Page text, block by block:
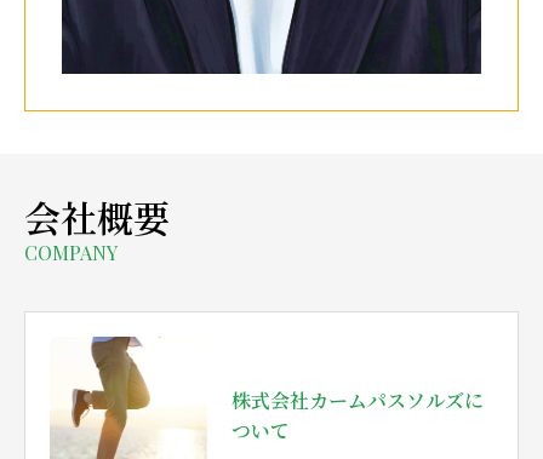
会社概要
COMPANY
株式会社カームパスソルズに
ついて